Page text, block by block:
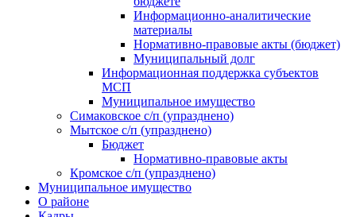
Информационно-аналитические
материалы
Нормативно-правовые акты (бюджет)
Муниципальный долг
Информационная поддержка субъектов
МСП
Муниципальное имущество
Симаковское с/п (упразднено)
Мытское с/п (упразднено)
Бюджет
Нормативно-правовые акты
Кромское с/п (упразднено)
Муниципальное имущество
О районе